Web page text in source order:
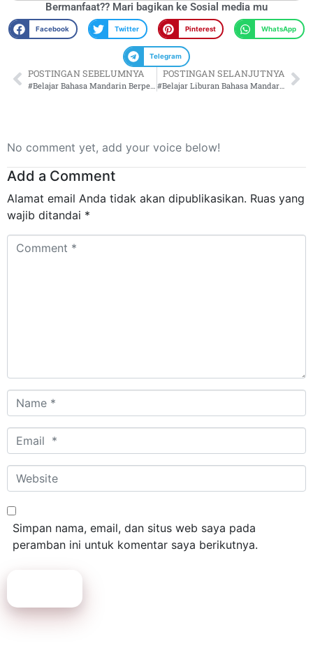
Bermanfaat?? Mari bagikan ke Sosial media mu
Facebook Twitter Pinterest WhatsApp
Telegram
POSTINGAN SEBELUMNYA POSTINGAN SELANJUTNYA
#Belajar Liburan Bahasa Mandarin
No comment yet, add your voice below!
Add a Comment
Alamat email Anda tidak akan dipublikasikan. Ruas yang
wajib ditandai *
Comment
Name
*
Email
*
Website
Simpan nama, email, dan situs web saya pada
peramban ini untuk komentar saya berikutnya.